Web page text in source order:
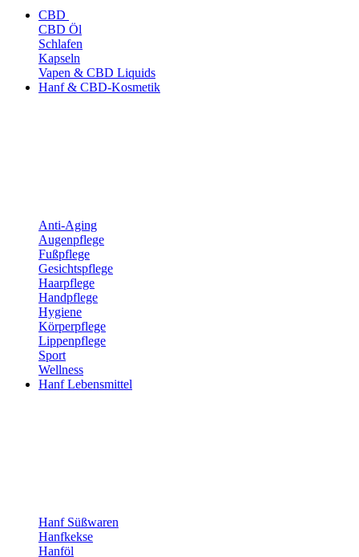
CBD
CBD Öl
Schlafen
Kapseln
Vapen & CBD Liquids
Hanf & CBD-Kosmetik
Anti-Aging
Augenpflege
Fußpflege
Gesichtspflege
Haarpflege
Handpflege
Hygiene
Körperpflege
Lippenpflege
Sport
Wellness
Hanf Lebensmittel
Hanf Süßwaren
Hanfkekse
Hanföl